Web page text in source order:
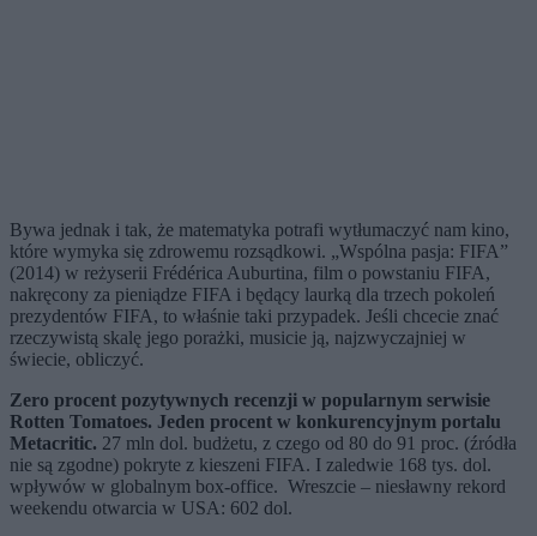
Bywa jednak i tak, że matematyka potrafi wytłumaczyć nam kino,
które wymyka się zdrowemu rozsądkowi. „Wspólna pasja: FIFA”
(2014) w reżyserii Frédérica Auburtina, film o powstaniu FIFA,
nakręcony za pieniądze FIFA i będący laurką dla trzech pokoleń
prezydentów FIFA, to właśnie taki przypadek. Jeśli chcecie znać
rzeczywistą skalę jego porażki, musicie ją, najzwyczajniej w
świecie, obliczyć.
Zero procent pozytywnych recenzji w popularnym serwisie
Rotten Tomatoes. Jeden procent w konkurencyjnym portalu
Metacritic. 27 mln dol. budżetu, z czego od 80 do 91 proc. (źródła
nie są zgodne) pokryte z kieszeni FIFA. I zaledwie 168 tys. dol.
wpływów w globalnym box-office. Wreszcie – niesławny rekord
weekendu otwarcia w USA: 602 dol.